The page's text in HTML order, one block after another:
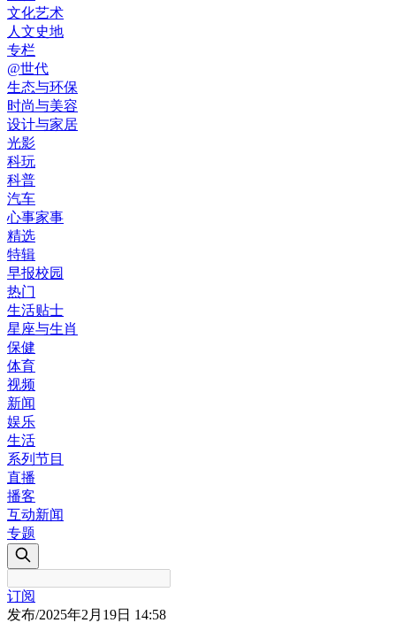
文化艺术
人文史地
专栏
@世代
生态与环保
时尚与美容
设计与家居
光影
科玩
科普
汽车
心事家事
精选
特辑
早报校园
热门
生活贴士
星座与生肖
保健
体育
视频
新闻
娱乐
生活
系列节目
直播
播客
互动新闻
专题
订阅
发布/2025年2月19日 14:58